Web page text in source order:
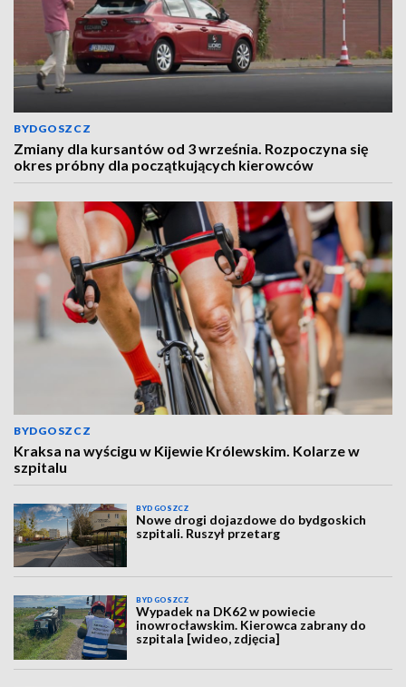
BYDGOSZCZ
Zmiany dla kursantów od 3 września. Rozpoczyna się
okres próbny dla początkujących kierowców
BYDGOSZCZ
Kraksa na wyścigu w Kijewie Królewskim. Kolarze w
szpitalu
BYDGOSZCZ
Nowe drogi dojazdowe do bydgoskich
szpitali. Ruszył przetarg
BYDGOSZCZ
Wypadek na DK62 w powiecie
inowrocławskim. Kierowca zabrany do
szpitala [wideo, zdjęcia]